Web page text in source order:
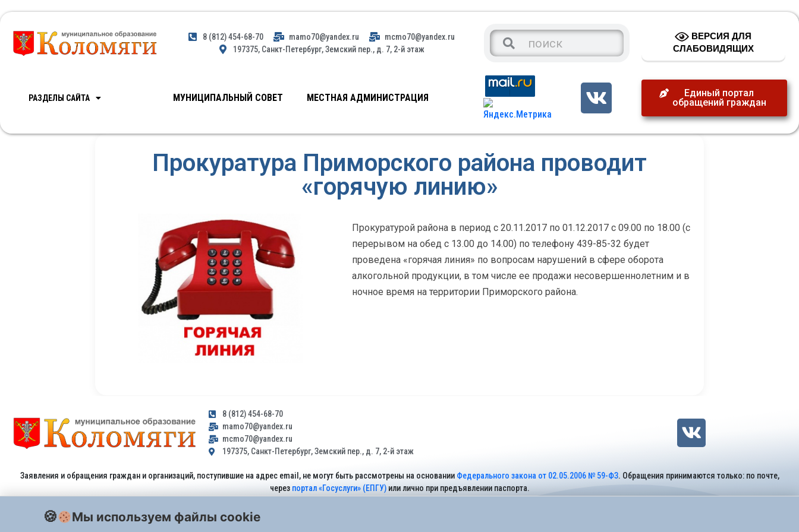
8 (812) 454-68-70 mamo70@yandex.ru
mcmo70@yandex.ru
197375, Санкт-Петербург, Земский пер., д. 7, 2-й этаж
ВЕРСИЯ ДЛЯ
СЛАБОВИДЯЩИХ
РАЗДЕЛЫ САЙТА МУНИЦИПАЛЬНЫЙ СОВЕТ МЕСТНАЯ АДМИНИСТРАЦИЯ
Единый портал
обращений граждан
Прокуратура Приморского района проводит
«горячую линию»
Прокуратурой района в период с 20.11.2017 по 01.12.2017 с 09.00 по 18.00 (с
перерывом на обед с 13.00 до 14.00) по телефону 439-85-32 будет
проведена «горячая линия» по вопросам нарушений в сфере оборота
алкогольной продукции, в том числе ее продажи несовершеннолетним и в
ночное время на территории Приморского района.
8 (812) 454-68-70
mamo70@yandex.ru
mcmo70@yandex.ru
197375, Санкт-Петербург, Земский пер., д. 7, 2-й этаж
Заявления и обращения граждан и организаций, поступившие на адрес email, не могут быть рассмотрены на основании Федерального закона от 02.05.2006 № 59-ФЗ. Обращения принимаются только: по почте,
через портал «Госуслуги» (ЕПГУ)или лично при предъявлении паспорта.
Мы используем файлы cookie